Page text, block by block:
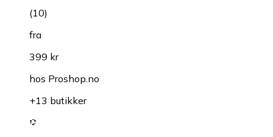
(10)
fra
399 kr
hos Proshop.no
+13 butikker